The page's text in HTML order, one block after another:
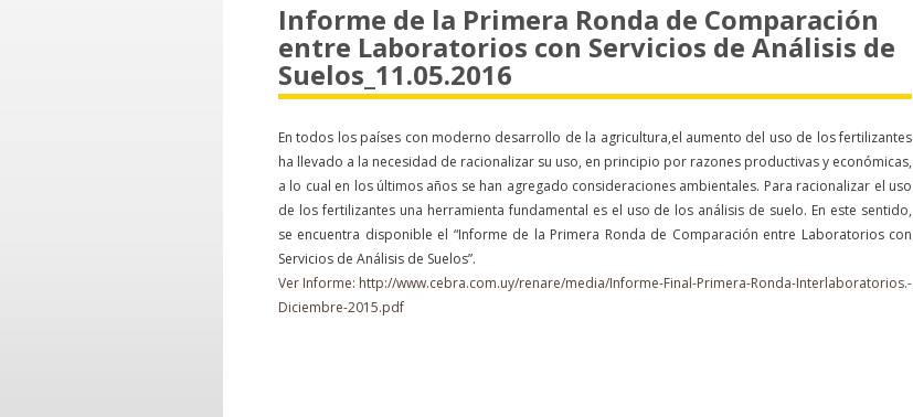
Informe de la Primera Ronda de Comparación
entre Laboratorios con Servicios de Análisis de
Suelos_11.05.2016
En todos los países con moderno desarrollo de la agricultura,el aumento del uso de los fertilizantes
ha llevado a la necesidad de racionalizar su uso, en principio por razones productivas y económicas,
a lo cual en los últimos años se han agregado consideraciones ambientales. Para racionalizar el uso
de los fertilizantes una herramienta fundamental es el uso de los análisis de suelo. En este sentido,
se encuentra disponible el “Informe de la Primera Ronda de Comparación entre Laboratorios con
Servicios de Análisis de Suelos”.
Ver Informe: http://www.cebra.com.uy/renare/media/Informe-Final-Primera-Ronda-Interlaboratorios.-
Diciembre-2015.pdf